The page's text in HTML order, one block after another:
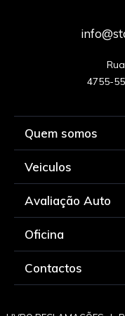
Quem somos
Veiculos
Avaliação Auto
Oficina
Contactos